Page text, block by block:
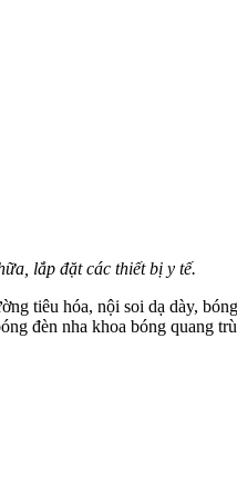
lắp đặt các thiết bị y tế.
tiêu hóa, nội soi dạ dày,
đèn nha khoa bóng quang